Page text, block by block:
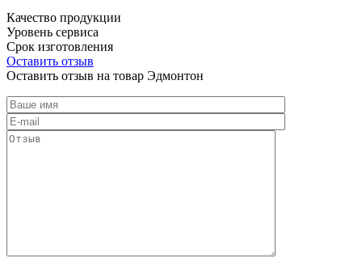
Качество продукции
Уровень сервиса
Срок изготовления
Оставить отзыв
Оставить отзыв на товар Эдмонтон